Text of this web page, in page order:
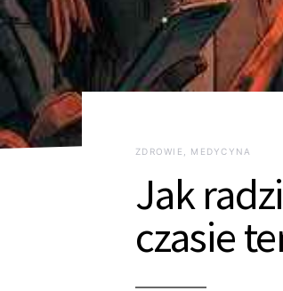
ZDROWIE, MEDYCYNA
Jak
czasie